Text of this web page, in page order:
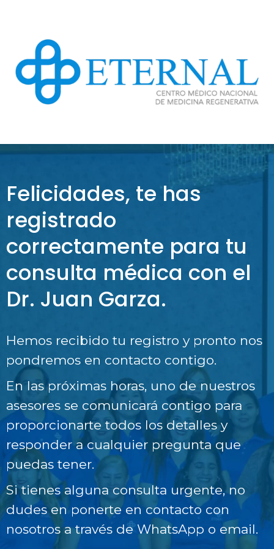
Felicidades, te has
registrado
correctamente para tu
consulta médica con el
Dr. Juan Garza.
Hemos recibido tu registro y pronto nos
pondremos en contacto contigo.
En las próximas horas, uno de nuestros
asesores se comunicará contigo para
proporcionarte todos los detalles y
responder a cualquier pregunta que
puedas tener.
Si tienes alguna consulta urgente, no
dudes en ponerte en contacto con
nosotros a través de WhatsApp o email.